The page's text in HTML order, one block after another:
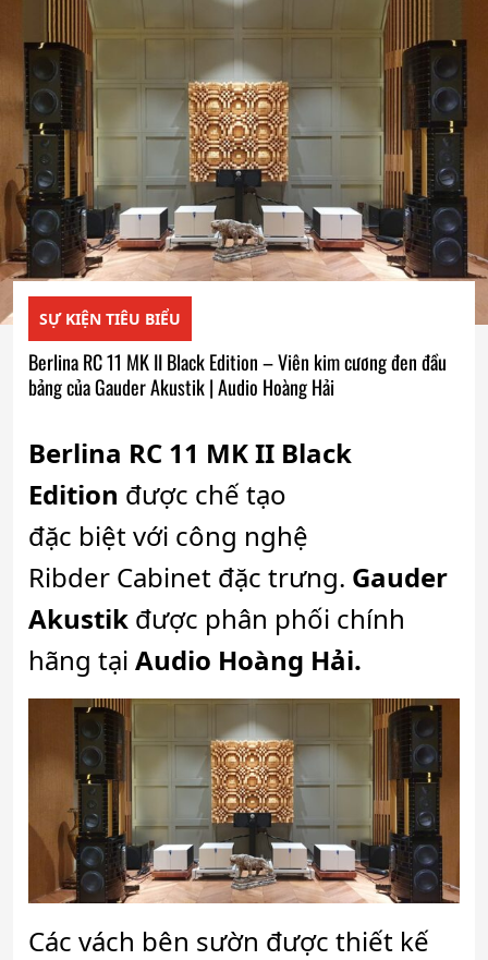
SỰ KIỆN TIÊU BIỂU
Berlina RC 11 MK II Black Edition – Viên kim cương đen đầu
bảng của Gauder Akustik | Audio Hoàng Hải
Berlina RC 11 MK II Black
Edition được chế tạo
đặc biệtvới công nghệ
Ribder Cabinet đặc trưng. Gauder
Akustik được phân phối chính
hãng tại Audio Hoàng Hải.
Các vách bên sườn được thiết kế